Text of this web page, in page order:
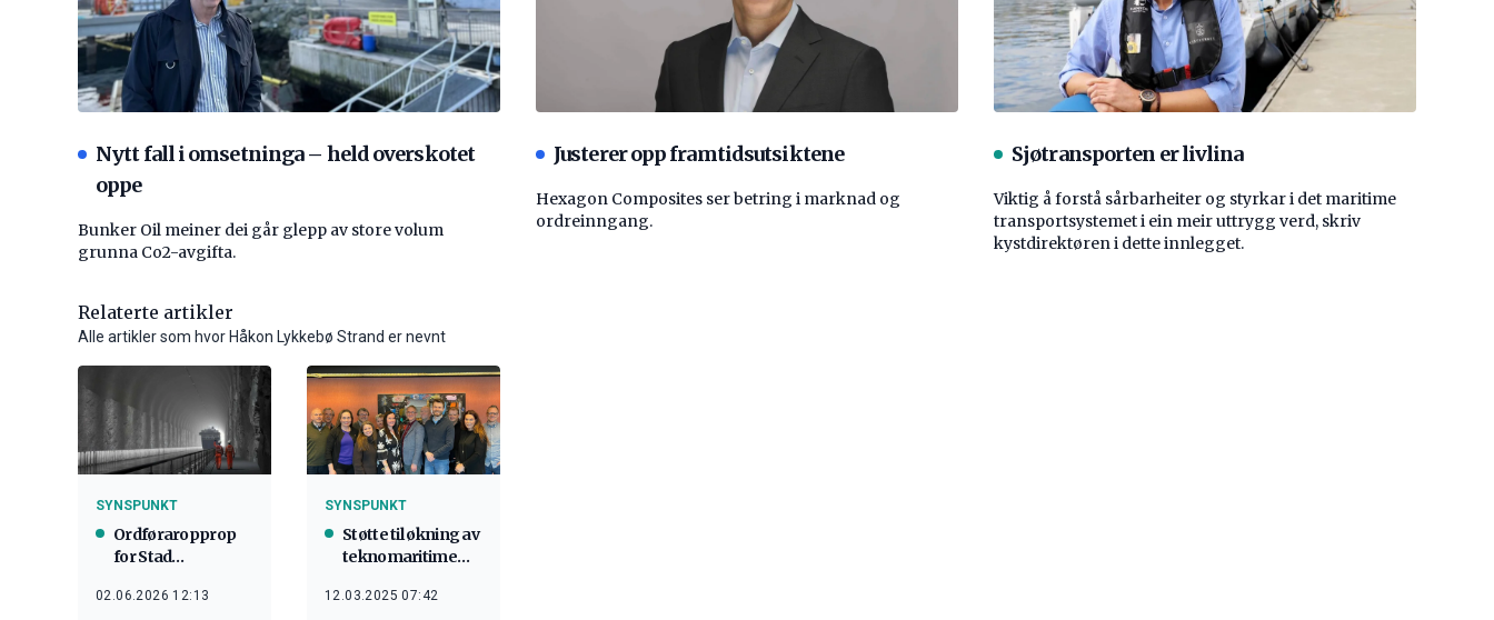
Nytt fall i omsetninga – held overskotet
oppe
Bunker Oil meiner dei går glepp av store volum
grunna Co2-avgifta.
Justerer opp framtidsutsiktene
Hexagon Composites ser betring i marknad og
ordreinngang.
Sjøtransporten er livlina
Viktig å forstå ­sårbarheiter og styrkar i det maritime
transport­systemet i ein meir uttrygg verd, skriv
kystdirektøren i dette innlegget.
Relaterte artikler
Alle artikler som hvor Håkon Lykkebø Strand er nevnt
SYNSPUNKT
Ordføraropprop
for Stad
02.06.2026 12:13
SYNSPUNKT
Støtte til økning av
teknomaritime
NTNU i Ålesund
12.03.2025 07:42